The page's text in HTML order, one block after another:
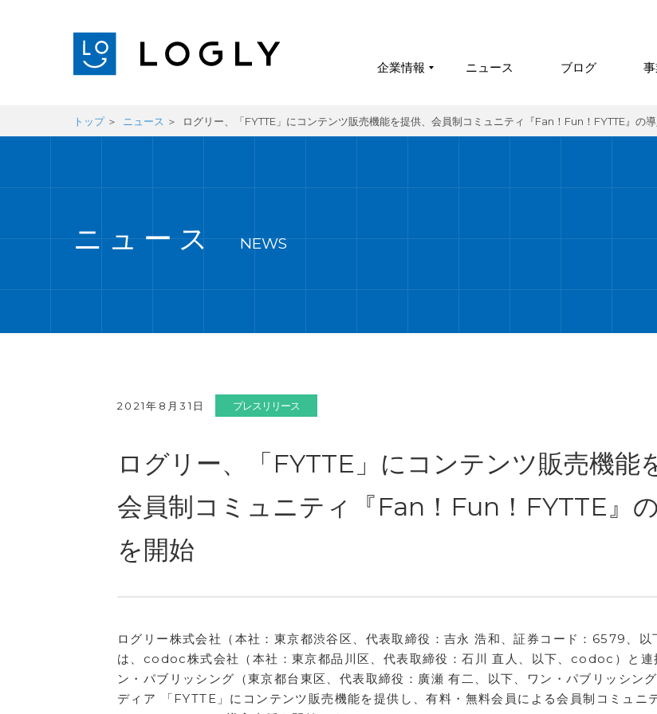
企業情報 ニュース ブログ
トップ ニュース ログリー、「FYTTE」にコンテンツ販売機能を提供、会員制コミュニティ『Fan！Fun！FYTTE』の
ニュース NEWS
2021年8月31日 プレスリリース
ログリー、「FYTTE」にコンテンツ販売機能
会員制コミュニティ『Fan！Fun！FYTTE』
を開始
ログリー株式会社（本社：東京都渋谷区、代表取締役：吉永 浩和、証券コード：6579、以
は、codoc株式会社（本社：東京都品川区、代表取締役：石川 直人、以下、codoc）と連
ン・パブリッシング（東京都台東区、代表取締役：廣瀬 有二、以下、ワン・パブリッシン
ディア 「FYTTE」にコンテンツ販売機能を提供し、有料・無料会員による会員制コミュニ